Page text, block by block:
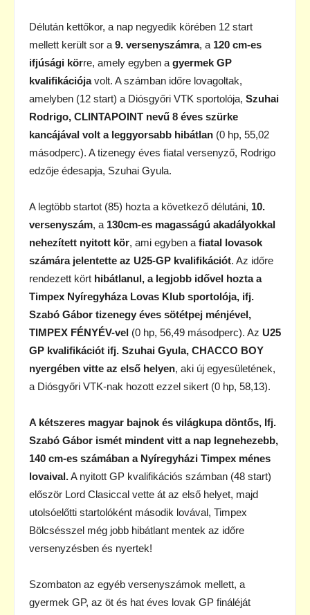
Délután kettőkor, a nap negyedik körében 12 start
mellett került sor a 9. versenyszámra, a 120 cm-es
ifjúsági körre, amely egyben a gyermek GP
kvalifikációjavolt. A számban időre lovagoltak,
amelyben (12 start) a Diósgyőri VTK sportolója, Szuhai
Rodrigo, CLINTAPOINT nevű 8 éves szürke
kancájával volt a leggyorsabb hibátlan (0 hp, 55,02
másodperc). A tizenegy éves fiatal versenyző, Rodrigo
edzője édesapja, Szuhai Gyula.
A legtöbb startot (85) hozta a következő délutáni, 10.
versenyszám, a 130cm-es magasságú akadályokkal
nehezített nyitott kör, ami egyben a fiatal lovasok
számára jelentette az U25-GP kvalifikációt. Az időre
rendezett kört hibátlanul, a legjobb idővel hozta a
Timpex Nyíregyháza Lovas Klub sportolója, ifj.
Szabó Gábor tizenegy éves sötétpej ménjével,
TIMPEX FÉNYÉV-vel (0 hp, 56,49 másodperc). Az U25
GP kvalifikációt ifj. Szuhai Gyula, CHACCO BOY
nyergében vitte az első helyen, aki új egyesületének,
a Diósgyőri VTK-nak hozott ezzel sikert (0 hp, 58,13).
A kétszeres magyar bajnok és világkupa döntős, Ifj.
Szabó Gábor ismét mindent vitt a nap legnehezebb,
140 cm-es számában a Nyíregyházi Timpex ménes
lovaival.A nyitott GP kvalifikációs számban (48 start)
először Lord Clasiccal vette át az első helyet, majd
utolsóelőtti startolóként második lovával, Timpex
Bölcsésszel még jobb hibátlant mentek az időre
versenyzésben és nyertek!
Szombaton az egyéb versenyszámok mellett, a
gyermek GP, az öt és hat éves lovak GP fináléját